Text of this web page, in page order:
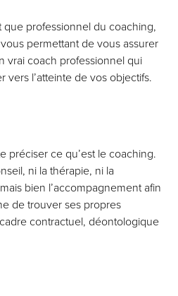
que professionnel du coaching,
permettant de vous assurer
vrai coach professionnel qui
vers l’atteinte de vos objectifs.
préciser ce qu’est le coaching.
ni la thérapie, ni la
bien l’accompagnement afin
de trouver ses propres
contractuel, déontologique